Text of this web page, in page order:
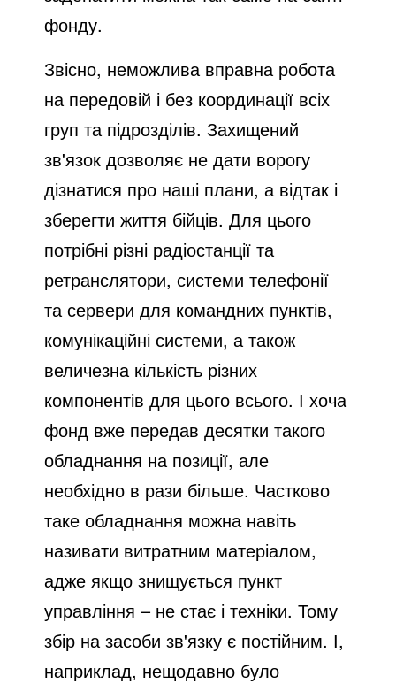
фонду.
Звісно, неможлива вправна робота
на передовій і без координації всіх
груп та підрозділів. Захищений
зв'язок дозволяє не дати ворогу
дізнатися про наші плани, а відтак і
зберегти життя бійців. Для цього
потрібні різні радіостанції та
ретранслятори, системи телефонії
та сервери для командних пунктів,
комунікаційні системи, а також
величезна кількість різних
компонентів для цього всього. І хоча
фонд вже передав десятки такого
обладнання на позиції, але
необхідно в рази більше. Частково
таке обладнання можна навіть
називати витратним матеріалом,
адже якщо знищується пункт
управління – не стає і техніки. Тому
збір на засоби зв'язку є постійним. І,
наприклад, нещодавно було